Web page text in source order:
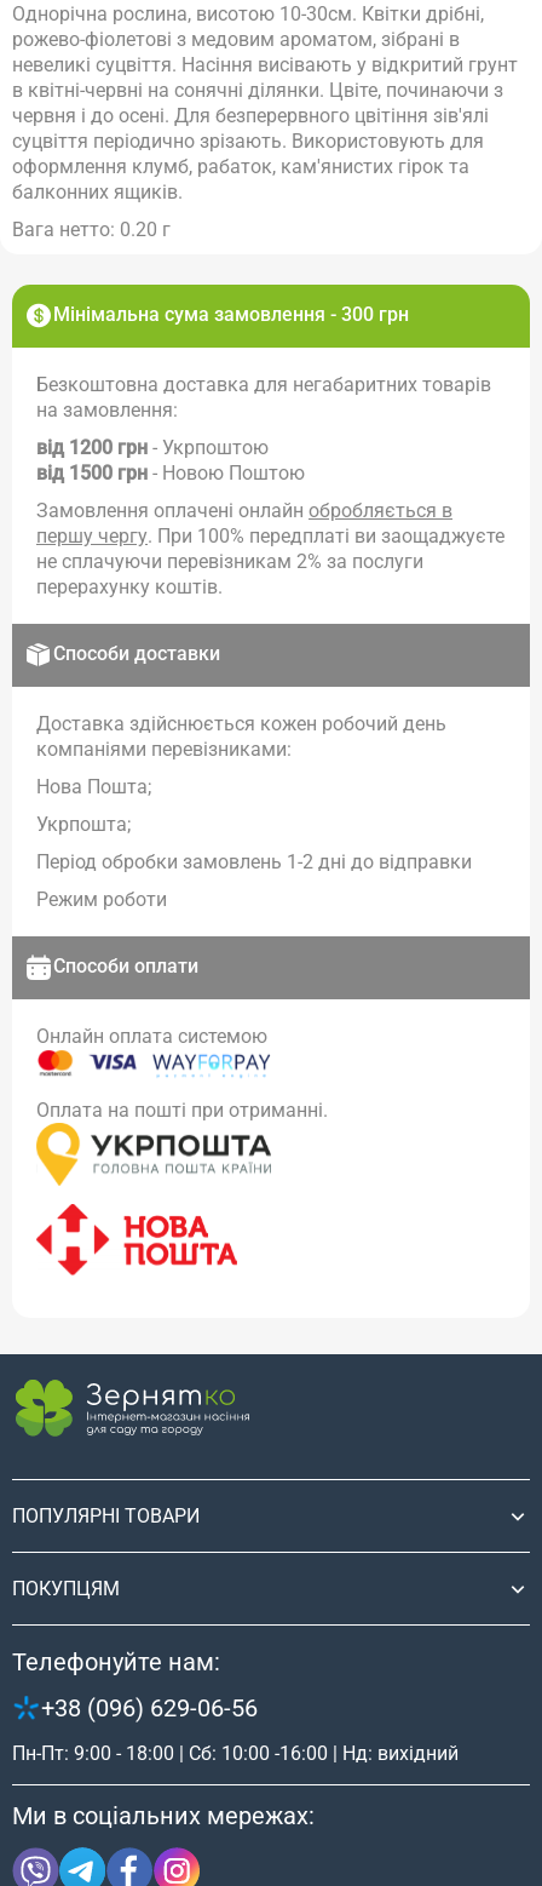
Мінімальна сума замовлення - 300 грн
Безкоштовна доставка для негабаритних товарів
на замовлення:
від 1200 грн - Укрпоштою
від 1500 грн - Новою Поштою
Замовлення оплачені онлайн обробляється в
першу чергу. При 100% передплаті ви заощаджуєте
не сплачуючи перевізникам 2% за послуги
перерахунку коштів.
Способи доставки
Доставка здійснюється кожен робочий день
компаніями перевізниками:
Нова Пошта;
Укрпошта;
Період обробки замовлень 1-2 дні до відправки
Режим роботи
Способи оплати
Онлайн оплата системою
Оплата на пошті при отриманні.
Однорічна рослина, висотою 10-30см. Квітки дрібні,
рожево-фіолетові з медовим ароматом, зібрані в
невеликі суцвіття. Насіння висівають у відкритий грунт
в квітні-червні на сонячні ділянки. Цвіте, починаючи з
червня і до осені. Для безперервного цвітіння зів'ялі
суцвіття періодично зрізають. Використовують для
оформлення клумб, рабаток, кам'янистих гірок та
балконних ящиків.
Вага нетто: 0.20 г
ПОПУЛЯРНІ ТОВАРИ
ПОКУПЦЯМ
Телефонуйте нам:
+38 (096) 629-06-56
Пн-Пт: 9:00 - 18:00 | Сб: 10:00 -16:00 | Нд: вихідний
Ми в соціальних мережах: